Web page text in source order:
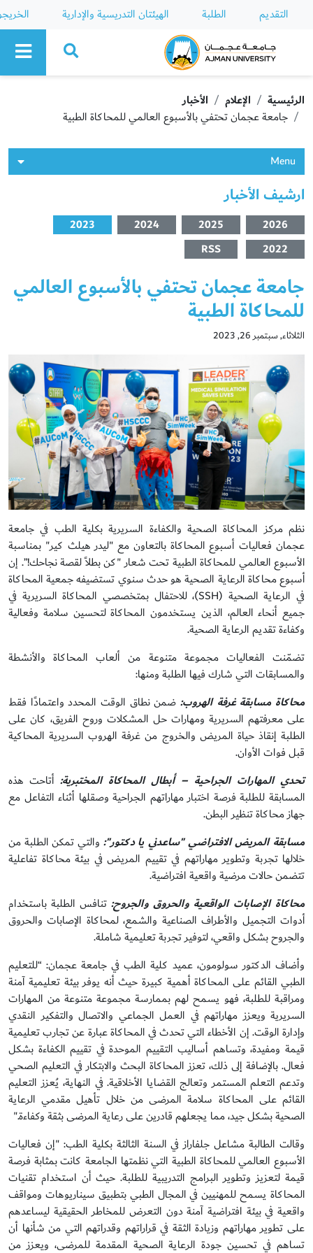
التقديم الطلبة الهيئتان التدريسية والإدارية
Ajman University
الرئيسية الإعلام
الأخبار
جامعة عجمان تحتفي بالأسبوع العالمي للمحاكاة الطبية
Menu
ارشيف الأخبار
2026
2025
2024
2023
2022
RSS
جامعة عجمان تحتفي بالأسبوع العالمي
للمحاكاة الطبية
الثلاثاء, سبتمبر 26, 2023
نظم مركز المحاكاة الصحية والكفاءة السريرية بكلية الطب في جامعة
عجمان فعاليات أسبوع المحاكاة بالتعاون مع "ليدر هيلث كير" بمناسبة
الأسبوع العالمي للمحاكاة الطبية تحت شعار "كن بطلاً لقصة نجاحك!”. إن
أسبوع محاكاة الرعاية الصحية هو حدث سنوي تستضيفه جمعية المحاكاة
في الرعاية الصحية (SSH)، للاحتفال بمتخصصي المحاكاة السريرية في
جميع أنحاء العالم، الذين يستخدمون المحاكاة لتحسين سلامة وفعالية
وكفاءة تقديم الرعاية الصحية.
تضمّنت الفعاليات مجموعة متنوعة من ألعاب المحاكاة والأنشطة
والمسابقات التي شارك فيها الطلبة ومنها:
محاكاة مسابقة غرفة الهروب: ضمن نطاق الوقت المحدد واعتمادًا فقط
على معرفتهم السريرية ومهارات حل المشكلات وروح الفريق، كان على
الطلبة إنقاذ حياة المريض والخروج من غرفة الهروب السريرية المحاكية
قبل فوات الأوان.
تحدي المهارات الجراحية – أبطال المحاكاة المختبرية: أتاحت هذه
المسابقة للطلبة فرصة اختبار مهاراتهم الجراحية وصقلها أثناء التفاعل مع
جهاز محاكاة تنظير البطن.
مسابقة المريض الافتراضي "ساعدني يا دكتور": والتي تمكن الطلبة من
خلالها تجربة وتطوير مهاراتهم في تقييم المريض في بيئة محاكاة تفاعلية
تتضمن حالات مرضية واقعية افتراضية.
محاكاة الإصابات الواقعية والحروق والجروح: تنافس الطلبة باستخدام
أدوات التجميل والأطراف الصناعية والشمع، لمحاكاة الإصابات والحروق
والجروح بشكل واقعي، لتوفير تجربة تعليمية شاملة.
وأضاف الدكتور سولومون، عميد كلية الطب في جامعة عجمان: “للتعليم
الطبي القائم على المحاكاة أهمية كبيرة حيث أنه يوفر بيئة تعليمية آمنة
ومراقبة للطلبة، فهو يسمح لهم بممارسة مجموعة متنوعة من المهارات
السريرية ويعزز مهاراتهم في العمل الجماعي والاتصال والتفكير النقدي
وإدارة الوقت. إن الأخطاء التي تحدث في المحاكاة عبارة عن تجارب تعليمية
قيمة ومفيدة، وتساهم أساليب التقييم الموحدة في تقييم الكفاءة بشكل
فعال. بالإضافة إلى ذلك، تعزز المحاكاة البحث والابتكار في التعليم الصحي
وتدعم التعلم المستمر وتعالج القضايا الأخلاقية. في النهاية، يُعزز التعليم
القائم على المحاكاة سلامة المرضى من خلال تأهيل مقدمي الرعاية
الصحية بشكل جيد، مما يجعلهم قادرين على رعاية المرضى بثقة وكفاءة."
وقالت الطالبة مشاعل جلفاراز في السنة الثالثة بكلية الطب: "إن فعاليات
الأسبوع العالمي للمحاكاة الطبية التي نظمتها الجامعة كانت بمثابة فرصة
قيمة لتعزيز وتطوير البرامج التدريبية للطلبة. حيث أن استخدام تقنيات
المحاكاة يسمح للمهنيين في المجال الطبي بتطبيق سيناريوهات ومواقف
واقعية في بيئة افتراضية آمنة دون التعرض للمخاطر الحقيقية ليساعدهم
على تطوير مهاراتهم وزيادة الثقة في قراراتهم وقدراتهم التي من شأنها أن
تساهم في تحسين جودة الرعاية الصحية المقدمة للمرضى، ويعزز من